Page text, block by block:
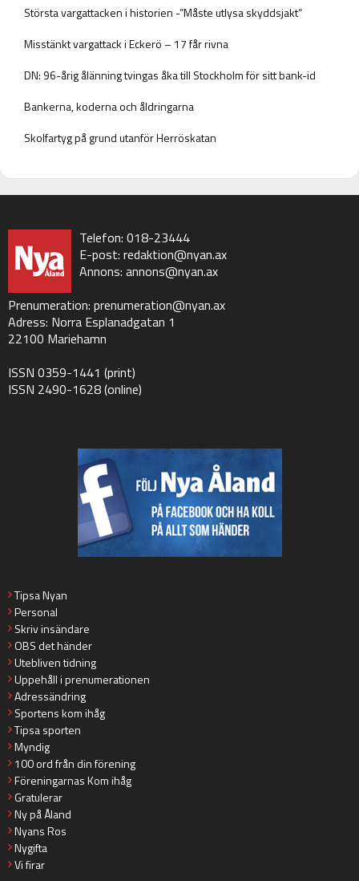
Största vargattacken i historien -”Måste utlysa skyddsjakt”
Misstänkt vargattack i Eckerö – 17 får rivna
DN: 96-årig ålänning tvingas åka till Stockholm för sitt bank-id
Bankerna, koderna och åldringarna
Skolfartyg på grund utanför Herröskatan
Telefon: 018-23444
E-post: redaktion@nyan.ax
Annons: annons@nyan.ax
Prenumeration: prenumeration@nyan.ax
Adress: Norra Esplanadgatan 1
22100 Mariehamn
ISSN 0359-1441 (print)
ISSN 2490-1628 (online)
Tipsa Nyan
Personal
Skriv insändare
OBS det händer
Utebliven tidning
Uppehåll i prenumerationen
Adressändring
Sportens kom ihåg
Tipsa sporten
Myndig
100 ord från din förening
Föreningarnas Kom ihåg
Gratulerar
Ny på Åland
Nyans Ros
Nygifta
Vi firar